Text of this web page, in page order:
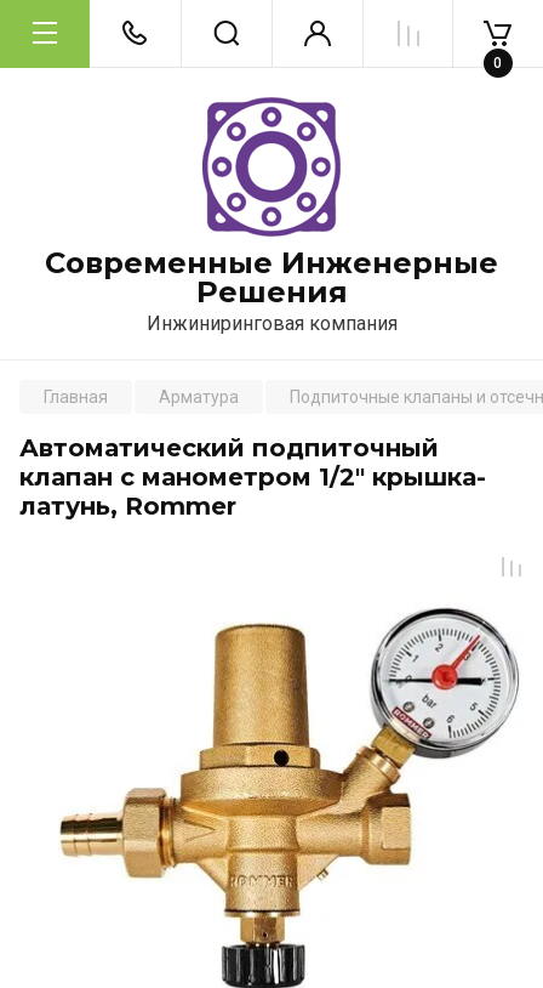
Современные Инженерные
Решения
Инжиниринговая компания
0
Главная Арматура Подпиточные клапаны и
Автоматический подпиточный
клапан с манометром 1/2" крышка-
латунь, Rommer